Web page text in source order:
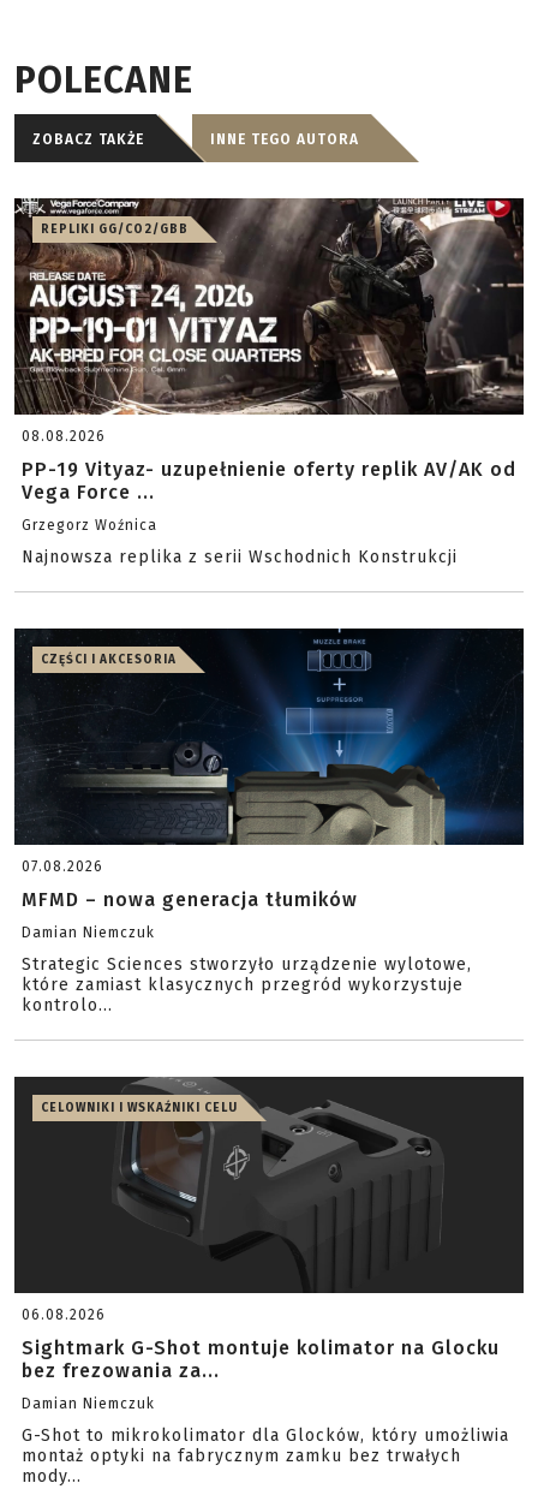
POLECANE
ZOBACZ TAKŻE INNE TEGO AUTORA
REPLIKI GG/CO2/GBB
08.08.2026
PP-19 Vityaz- uzupełnienie oferty replik AV/AK od
Vega Force ...
Grzegorz Woźnica
Najnowsza replika z serii Wschodnich Konstrukcji
CZĘŚCI I AKCESORIA
07.08.2026
MFMD – nowa generacja tłumików
Damian Niemczuk
Strategic Sciences stworzyło urządzenie wylotowe,
które zamiast klasycznych przegród wykorzystuje
kontrolo...
CELOWNIKI I WSKAŹNIKI CELU
06.08.2026
Sightmark G-Shot montuje kolimator na Glocku
bez frezowania za...
Damian Niemczuk
G-Shot to mikrokolimator dla Glocków, który umożliwia
montaż optyki na fabrycznym zamku bez trwałych
mody...